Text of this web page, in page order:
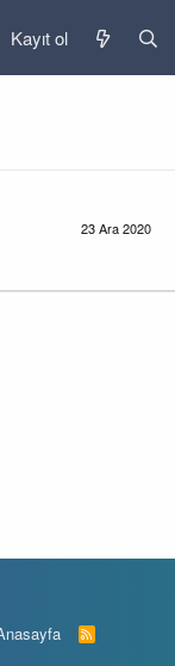
Kayıt ol
23 Ara 2020
R
S